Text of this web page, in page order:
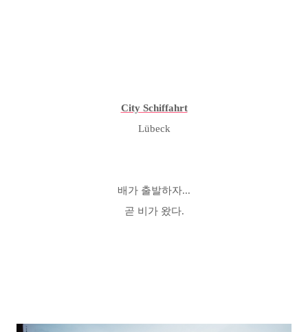
City Schiffahrt
Lübeck
배가 출발하자...
곧 비가 왔다.